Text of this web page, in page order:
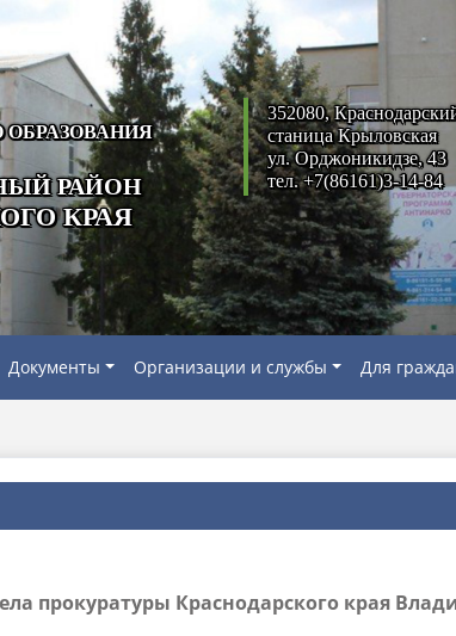
РАЙОН
КРАЯ
352080,
станица Крыловская
ул. Орджоникидзе, 43
тел. +7(86161)3-14-84
Документы Организации и службы Для
прокуратуры Краснодарского края